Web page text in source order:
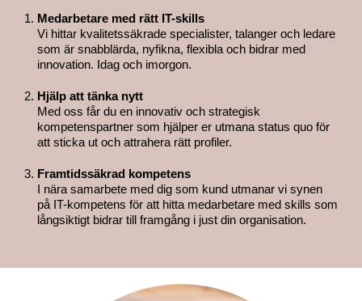
Medarbetare med rätt IT-skills
Vi hittar kvalitetssäkrade specialister, talanger och ledare
som är snabblärda, nyfikna, flexibla och bidrar med
innovation. Idag och imorgon.
Hjälp att tänka nytt
Med oss får du en innovativ och strategisk
kompetenspartner som hjälper er utmana status quo för
att sticka ut och attrahera rätt profiler.
Framtidssäkrad kompetens
I nära samarbete med dig som kund utmanar vi synen
på IT-kompetens för att hitta medarbetare med skills som
långsiktigt bidrar till framgång i just din organisation.